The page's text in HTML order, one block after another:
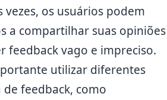
vezes, os usuários podem
a compartilhar suas opiniões
feedback vago e impreciso.
utilizar diferentes
feedback, como